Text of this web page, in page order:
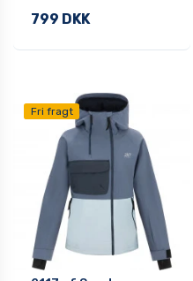
799 DKK
Fri fragt